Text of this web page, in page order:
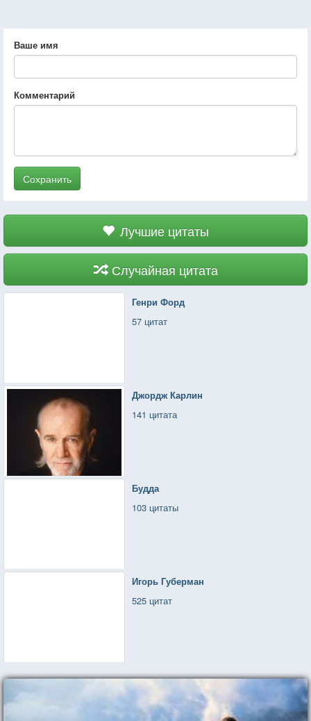
Ваше имя
Комментарий
Сохранить
Лучшие цитаты
Случайная цитата
Генри Форд
57 цитат
Джордж Карлин
141 цитата
Будда
103 цитаты
Игорь Губерман
525 цитат